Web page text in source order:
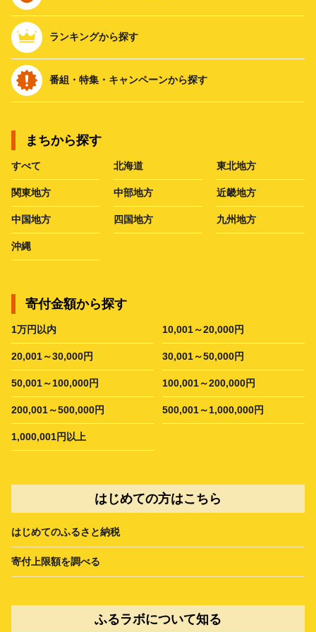
ランキングから探す
番組・特集・キャンペーンから探す
まちから探す
すべて 北海道 東北地方
関東地方 中部地方 近畿地方
中国地方 四国地方 九州地方
沖縄
寄付金額から探す
1万円以内 10,001～20,000円
20,001～30,000円 30,001～50,000円
50,001～100,000円 100,001～200,000円
200,001～500,000円 500,001～1,000,000円
1,000,001円以上
はじめての方はこちら
はじめてのふるさと納税
寄付上限額を調べる
ふるラボについて知る